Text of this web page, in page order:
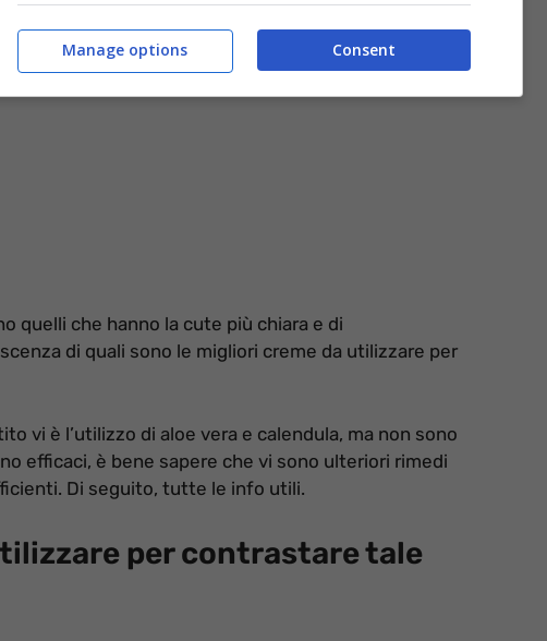
quelli che hanno la cute più chiara e di
di quali sono le migliori creme da utilizzare per
vi è l’utilizzo di aloe vera e calendula, ma non sono
efficaci, è bene sapere che vi sono ulteriori rimedi
Di seguito, tutte le info utili.
per contrastare tale
Consent
Manage options